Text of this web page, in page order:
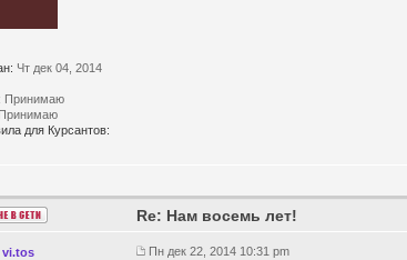
Чт дек 04, 2014
Принимаю
Принимаю
для Курсантов:
vi.tos
Re: Нам восемь лет!
Пн дек 22, 2014 10:31 pm